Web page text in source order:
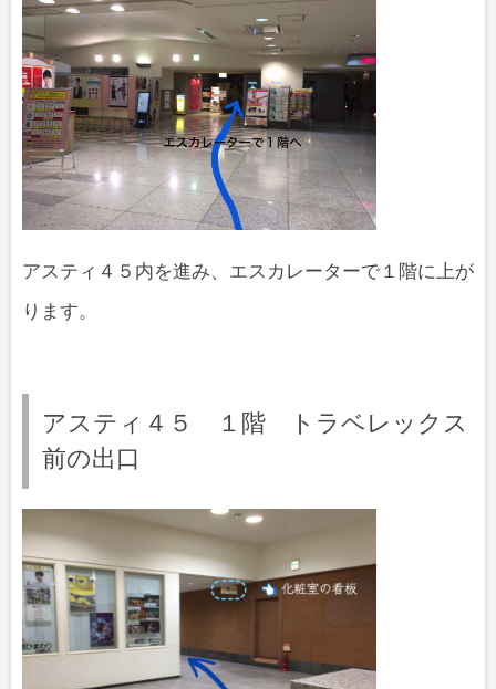
アスティ４５内を進み、エスカレーターで１階に上が
ります。
アスティ４５ １階 トラベレックス
前の出口